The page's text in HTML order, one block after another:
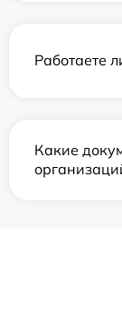
Работаете
Какие